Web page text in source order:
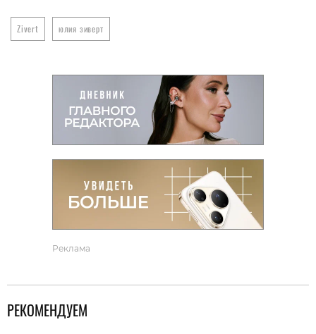
Zivert юлия зиверт
Реклама
РЕКОМЕНДУЕМ